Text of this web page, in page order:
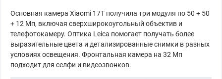
Основная камера Xiaomi 17T получила три модуля по 50 + 50
+ 12 Мп, включая сверхширокоугольный объектив и
телефотокамеру. Оптика Leica помогает получать более
выразительные цвета и детализированные снимки в разных
условиях освещения. Фронтальная камера на 32 Мп
подходит для селфи и видеозвонков.